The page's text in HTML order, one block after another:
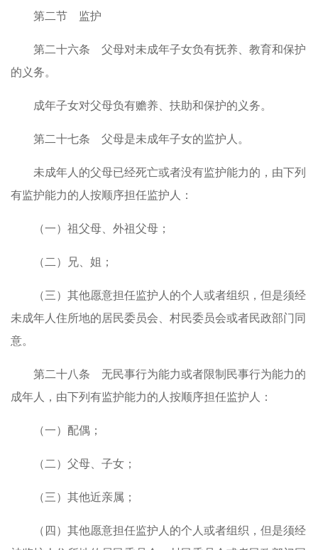
第二节 监护
第二十六条 父母对未成年子女负有抚养、教育和保护
的义务。
成年子女对父母负有赡养、扶助和保护的义务。
第二十七条 父母是未成年子女的监护人。
未成年人的父母已经死亡或者没有监护能力的，由下列
有监护能力的人按顺序担任监护人：
（一）祖父母、外祖父母；
（二）兄、姐；
（三）其他愿意担任监护人的个人或者组织，但是须经
未成年人住所地的居民委员会、村民委员会或者民政部门同
意。
第二十八条 无民事行为能力或者限制民事行为能力的
成年人，由下列有监护能力的人按顺序担任监护人：
（一）配偶；
（二）父母、子女；
（三）其他近亲属；
（四）其他愿意担任监护人的个人或者组织，但是须经